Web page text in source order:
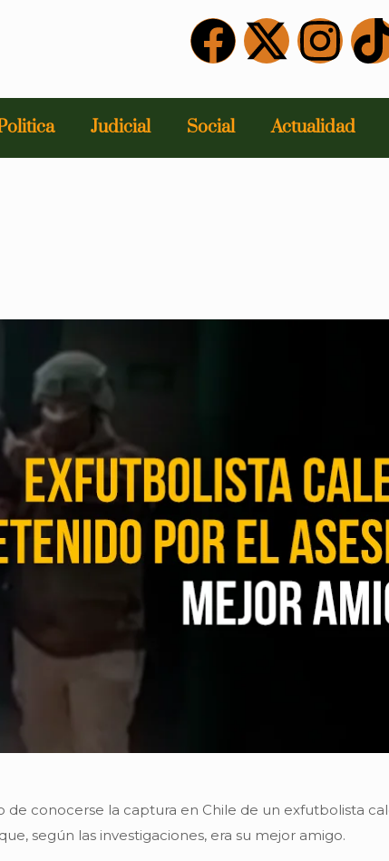
Judicial Social Actualidad
conocerse la captura en Chile de un exfutbolista
según las investigaciones, era su mejor amigo.